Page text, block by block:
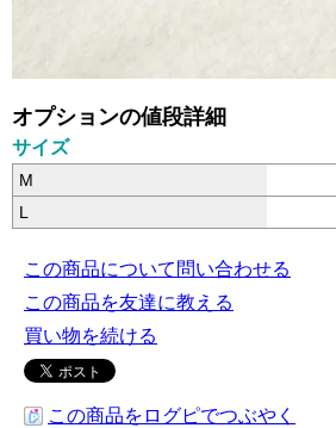
オプションの値段詳細
サイズ
M
L
この商品について問い合わせる
この商品を友達に教える
買い物を続ける
この商品をログピでつぶやく